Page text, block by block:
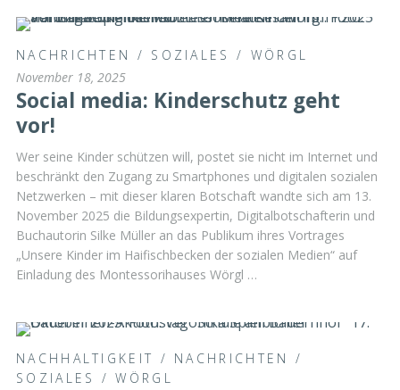
NACHRICHTEN / SOZIALES / WÖRGL
November 18, 2025
Social media: Kinderschutz geht
vor!
Wer seine Kinder schützen will, postet sie nicht im Internet und
beschränkt den Zugang zu Smartphones und digitalen sozialen
Netzwerken – mit dieser klaren Botschaft wandte sich am 13.
November 2025 die Bildungsexpertin, Digitalbotschafterin und
Buchautorin Silke Müller an das Publikum ihres Vortrages
„Unsere Kinder im Haifischbecken der sozialen Medien“ auf
Einladung des Montessorihauses Wörgl …
NACHHALTIGKEIT / NACHRICHTEN
/
SOZIALES
/WÖRGL